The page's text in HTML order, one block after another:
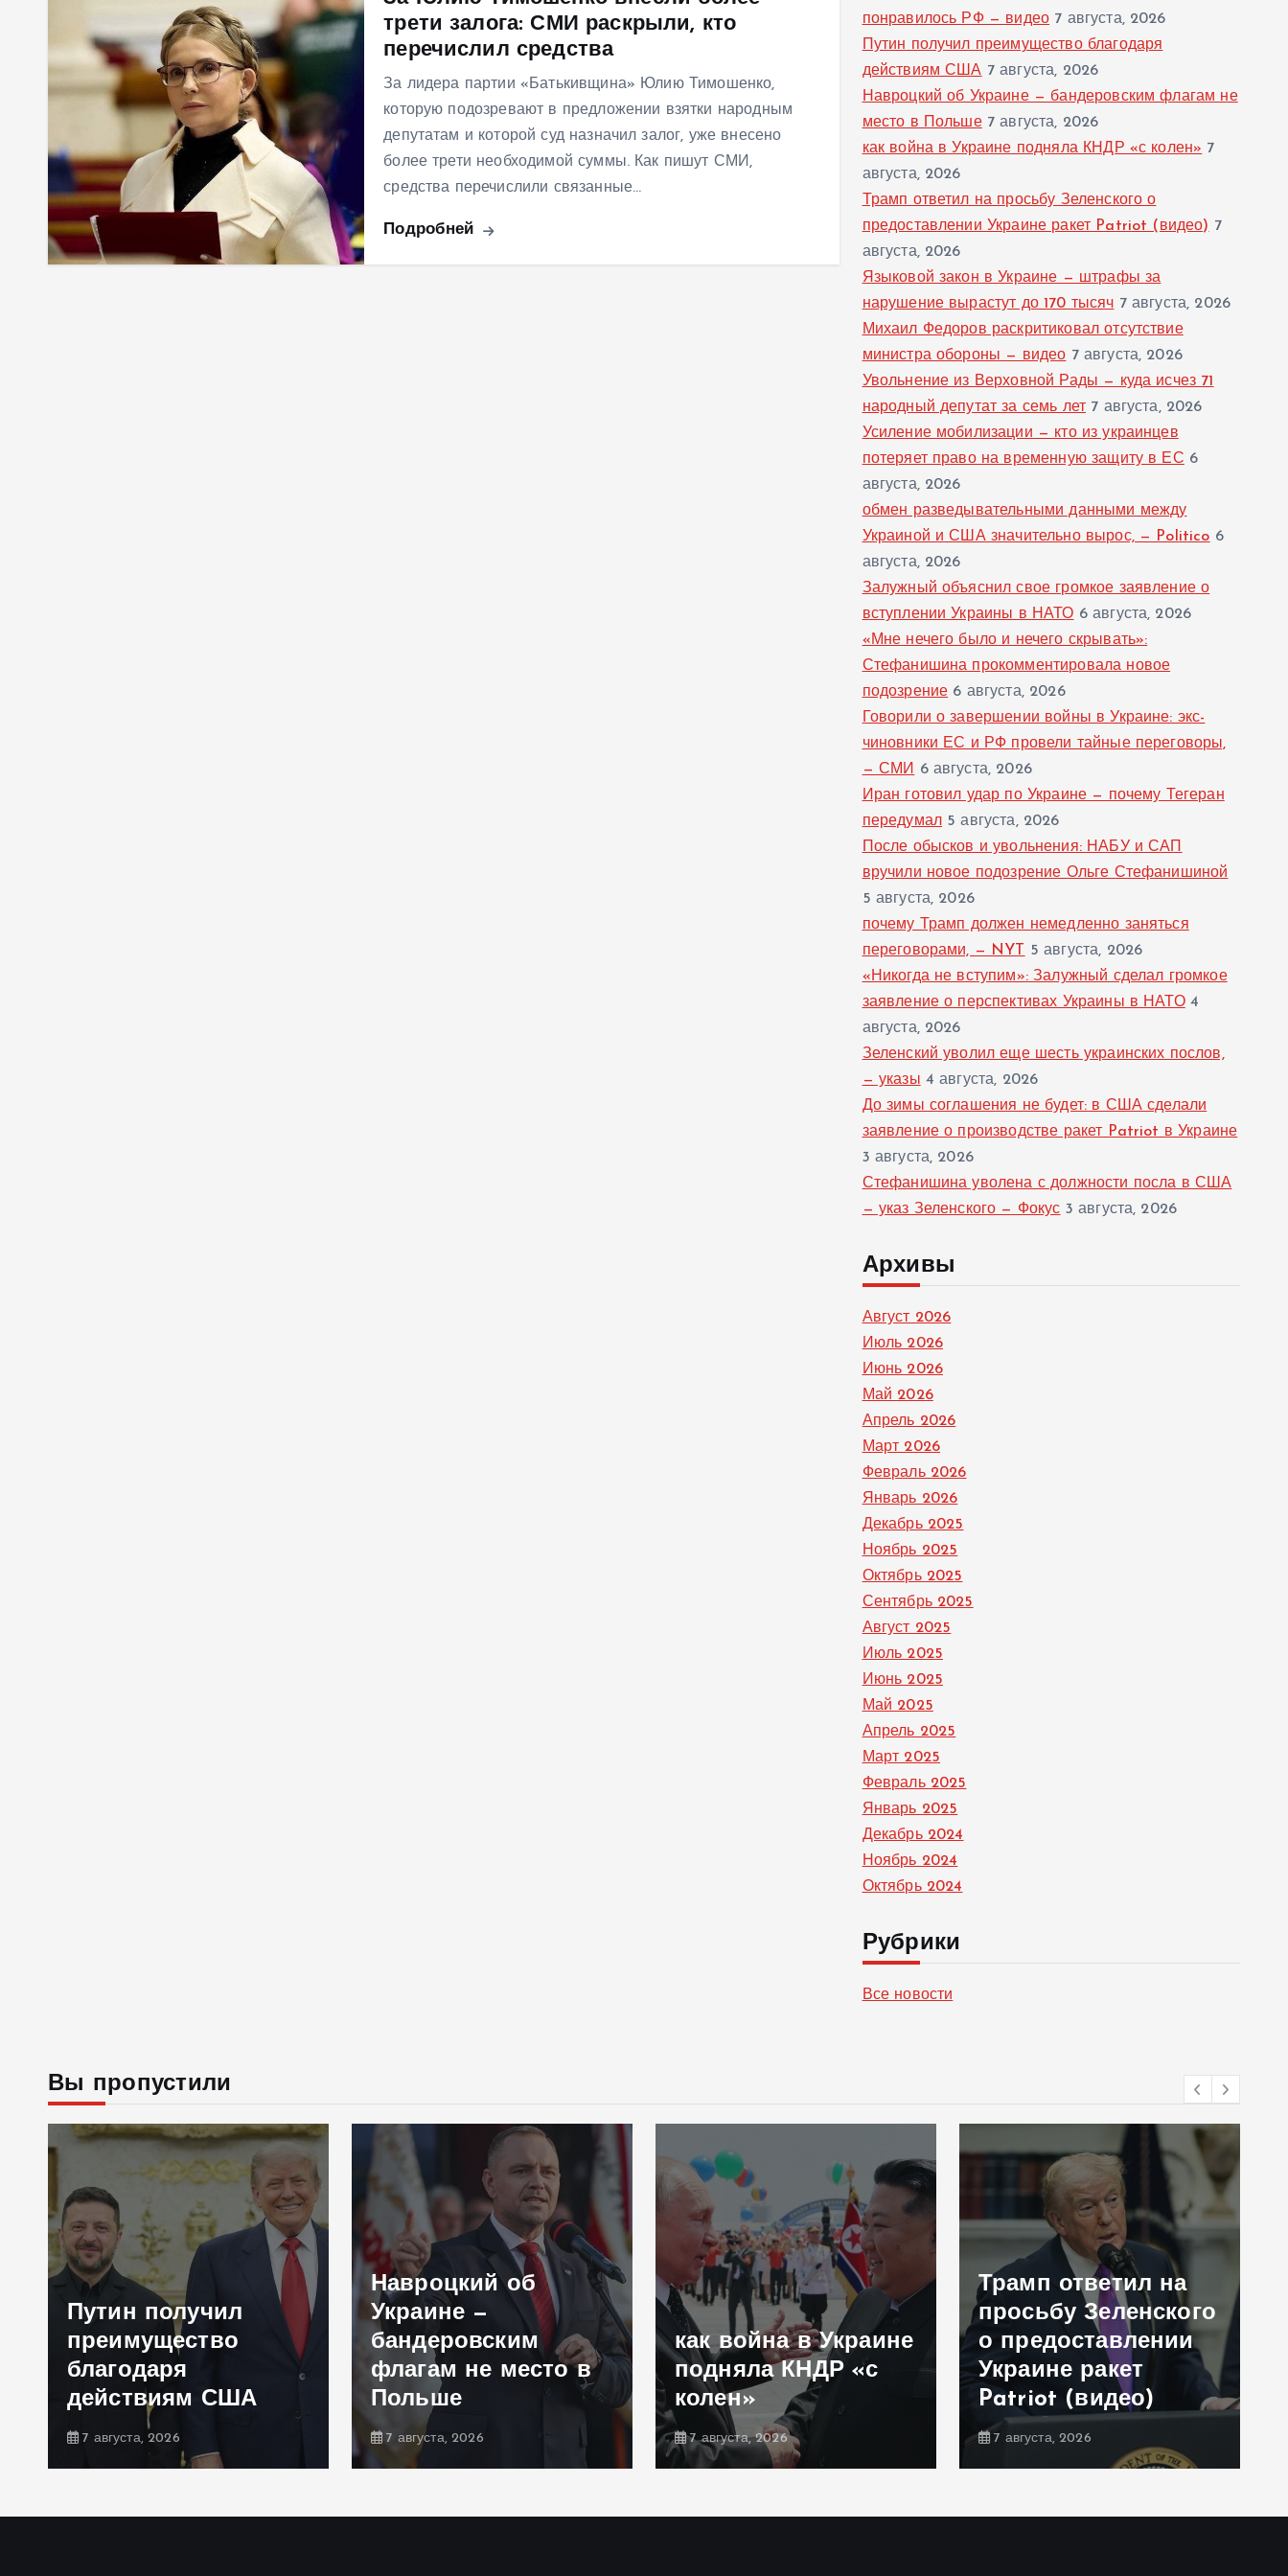
трети залога: СМИ раскрыли, кто
перечислил средства
За лидера партии «Батькивщина» Юлию Тимошенко,
которую подозревают в предложении взятки народным
депутатам и которой суд назначил залог, уже внесено
более трети необходимой суммы. Как пишут СМИ,
средства перечислили связанные…
Подробней
понравилось РФ — видео 7 августа, 2026
Путин получил преимущество благодаря
действиям США 7 августа, 2026
Навроцкий об Украине — бандеровским флагам не
место в Польше 7 августа, 2026
как война в Украине подняла КНДР «с колен» 7
августа, 2026
Трамп ответил на просьбу Зеленского о
предоставлении Украине ракет Patriot (видео) 7
августа, 2026
Языковой закон в Украине — штрафы за
нарушение вырастут до 170 тысяч 7 августа, 2026
Михаил Федоров раскритиковал отсутствие
министра обороны — видео 7 августа, 2026
Увольнение из Верховной Рады — куда исчез 71
народный депутат за семь лет 7 августа, 2026
Усиление мобилизации — кто из украинцев
потеряет право на временную защиту в ЕС 6
августа, 2026
обмен разведывательными данными между
Украиной и США значительно вырос, — Politico 6
августа, 2026
Залужный объяснил свое громкое заявление о
вступлении Украины в НАТО 6 августа, 2026
«Мне нечего было и нечего скрывать»:
Стефанишина прокомментировала новое
подозрение 6 августа, 2026
Говорили о завершении войны в Украине: экс-
чиновники ЕС и РФ провели тайные переговоры,
— СМИ 6 августа, 2026
Иран готовил удар по Украине — почему Тегеран
передумал 5 августа, 2026
После обысков и увольнения: НАБУ и САП
вручили новое подозрение Ольге Стефанишиной
5 августа, 2026
почему Трамп должен немедленно заняться
переговорами, — NYT
5 августа, 2026
«Никогда не вступим»: Залужный сделал громкое
заявление о перспективах Украины в НАТО 4
августа, 2026
Зеленский уволил еще шесть украинских послов,
— указы 4 августа, 2026
До зимы соглашения не будет: в США сделали
заявление о производстве ракет Patriot в Украине
3 августа, 2026
Стефанишина уволена с должности посла в США
— указ Зеленского — Фокус 3 августа, 2026
Архивы
Август 2026
Июль 2026
Июнь 2026
Май 2026
Апрель 2026
Март 2026
Февраль 2026
Январь 2026
Декабрь 2025
Ноябрь 2025
Октябрь 2025
Сентябрь 2025
Август 2025
Июль 2025
Июнь 2025
Май 2025
Апрель 2025
Март 2025
Февраль 2025
Январь 2025
Декабрь 2024
Ноябрь 2024
Октябрь 2024
Рубрики
Все новости
Вы пропустили
Путин получил
преимущество
благодаря
действиям США
7 августа, 2026
Навроцкий об
Украине —
бандеровским
флагам не место в
Польше
7 августа, 2026
как война в Украине
подняла КНДР «с
колен»
7 августа, 2026
Трамп ответил на
просьбу Зеленского
о предоставлении
Украине ракет
Patriot (видео)
7 августа, 2026